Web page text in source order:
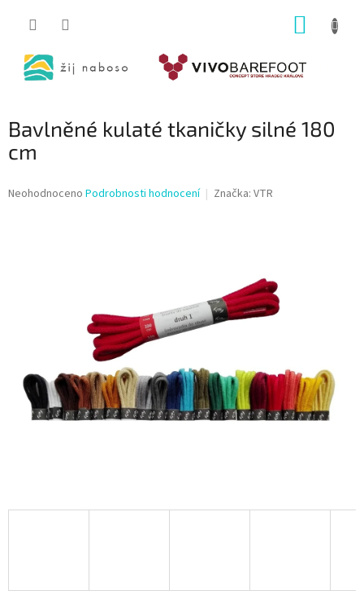
Bavlněné kulaté tkaničky silné 180
cm
Průměrné
Neohodnoceno Podrobnosti hodnocení Značka: VTR